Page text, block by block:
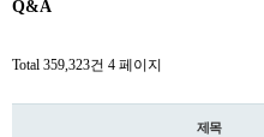
Q&A
Total 359,323건 4 페이지
제목